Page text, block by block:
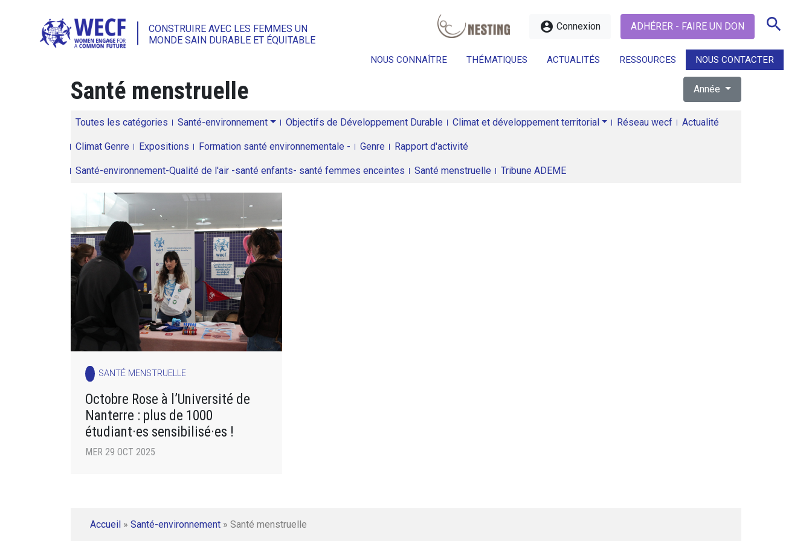
CONSTRUIRE AVEC LES FEMMES UN
MONDE SAIN DURABLE ET ÉQUITABLE
account_circle Connexion ADHÉRER - FAIRE UN DON search
NOUS CONNAÎTRE THÉMATIQUES ACTUALITÉS RESSOURCES NOUS CONTACTER
search
Santé menstruelle Année
Toutes les catégories Santé-environnement Objectifs de Développement Durable Climat et développement territorial Réseau wecf Actualité
Climat Genre Expositions Formation santé environnementale - Genre Rapport d'activité
Santé-environnement-Qualité de l'air -santé enfants- santé femmes enceintes Santé menstruelle Tribune ADEME
SANTÉ MENSTRUELLE
Octobre Rose à l’Université de
Nanterre : plus de 1000
étudiant·es sensibilisé·es !
MER 29 OCT 2025
Accueil » Santé-environnement » Santé menstruelle